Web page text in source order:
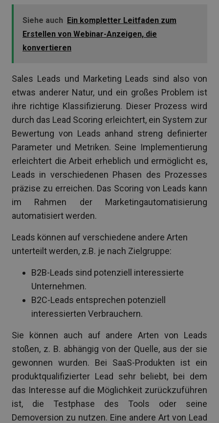
Siehe auch Ein kompletter Leitfaden zum
Erstellen von Webinar-Anzeigen, die
konvertieren
Sales Leads und Marketing Leads sind also von
etwas anderer Natur, und ein großes Problem ist
ihre richtige Klassifizierung. Dieser Prozess wird
durch das Lead Scoring erleichtert, ein System zur
Bewertung von Leads anhand streng definierter
Parameter und Metriken. Seine Implementierung
erleichtert die Arbeit erheblich und ermöglicht es,
Leads in verschiedenen Phasen des Prozesses
präzise zu erreichen. Das Scoring von Leads kann
im Rahmen der Marketingautomatisierung
automatisiert werden.
Leads können auf verschiedene andere Arten
unterteilt werden, z.B. je nach Zielgruppe:
B2B-Leads sind potenziell interessierte
Unternehmen.
B2C-Leads entsprechen potenziell
interessierten Verbrauchern.
Sie können auch auf andere Arten von Leads
stoßen, z. B. abhängig von der Quelle, aus der sie
gewonnen wurden. Bei SaaS-Produkten ist ein
produktqualifizierter Lead sehr beliebt, bei dem
das Interesse auf die Möglichkeit zurückzuführen
ist, die Testphase des Tools oder seine
Demoversion zu nutzen. Eine andere Art von Lead